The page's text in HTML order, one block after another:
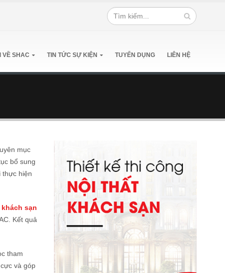
VỀ SHAC TIN TỨC SỰ KIỆN TUYỂN DỤNG LIÊN HỆ
mục
bổ sung
thực hiện
khách sạn
Kết quả
tham
và góp